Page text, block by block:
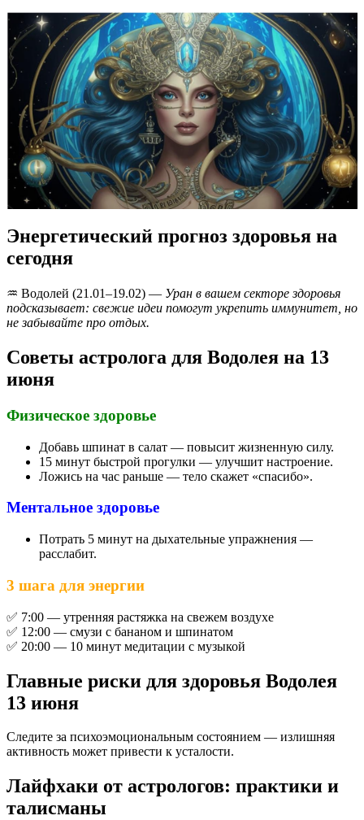
Энергетический прогноз здоровья на
сегодня
♒️ Водолей (21.01–19.02) — Уран в вашем секторе здоровья
подсказывает: свежие идеи помогут укрепить иммунитет, но
не забывайте про отдых.
Советы астролога для Водолея на 13
июня
Физическое здоровье
Добавь шпинат в салат — повысит жизненную силу.
15 минут быстрой прогулки — улучшит настроение.
Ложись на час раньше — тело скажет «спасибо».
Ментальное здоровье
Потрать 5 минут на дыхательные упражнения —
расслабит.
3 шага для энергии
✅ 7:00 — утренняя растяжка на свежем воздухе
✅ 12:00 — смузи с бананом и шпинатом
✅ 20:00 — 10 минут медитации с музыкой
Главные риски для здоровья Водолея
13 июня
Следите за психоэмоциональным состоянием — излишняя
активность может привести к усталости.
Лайфхаки от астрологов: практики и
талисманы